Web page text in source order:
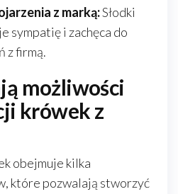
z marką:Słodki
sympatię i zachęca do
z firmą.
możliwości
krówek z
obejmuje kilka
które pozwalają stworzyć